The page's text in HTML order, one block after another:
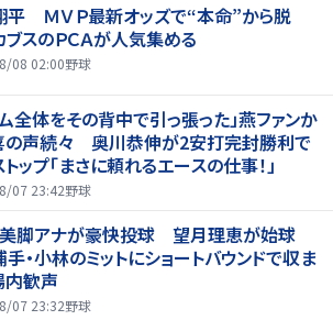
平 ＭＶＰ最新オッズで“本命”から脱
スのＰＣＡが人気集める
08 02:00野球
全体をその背中で引っ張った」燕ファンか
の声続々 奥川恭伸が2安打完封勝利で
ップ「まさに頼れるエースの仕事！」
07 23:42野球
美脚アナが豪快投球 望月理恵が始球
・小林のミットにショートバウンドで収ま
歓声
07 23:32野球